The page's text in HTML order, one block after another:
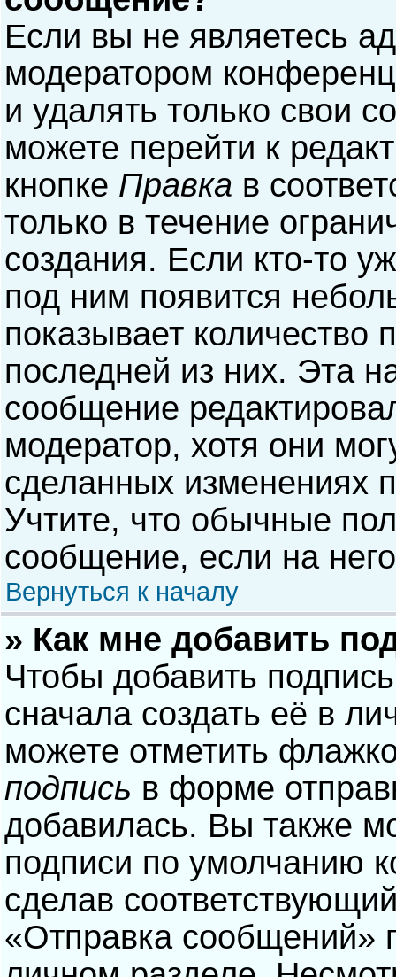
Если вы не являетесь
модератором
и удалять только свои
можете перейти к
кнопке Правка в
только в течение
создания. Если кто-то
под ним появится
показывает количество
последней из них. Эта
сообщение
модератор, хотя они
сделанных изменениях
Учтите, что обычные
сообщение, если на
Вернуться к началу
» Как мне добавить
Чтобы добавить
сначала создать её в
можете отметить
подпись в форме
добавилась. Вы также
подписи по умолчанию
сделав
«Отправка сообщений»